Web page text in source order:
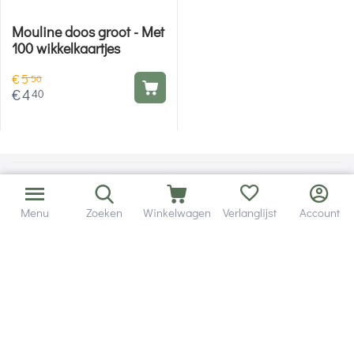
Mouline doos groot - Met
100 wikkelkaartjes
€550
€440
Menu Zoeken Winkelwagen Verlanglijst Account